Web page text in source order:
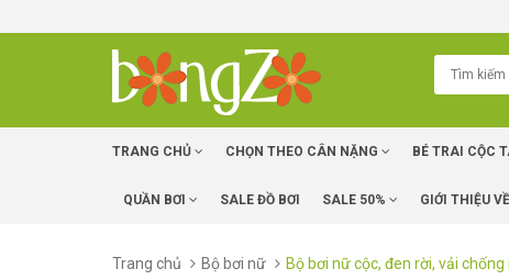
TRANG CHỦ CHỌN THEO CÂN NẶNG BÉ TRAI CỘC
QUẦN BƠI SALE ĐỒ BƠI SALE 50% GIỚI THIỆU
Trang chủ Bộ bơi nữ Bộ bơi nữ cộc, đen rời, vải